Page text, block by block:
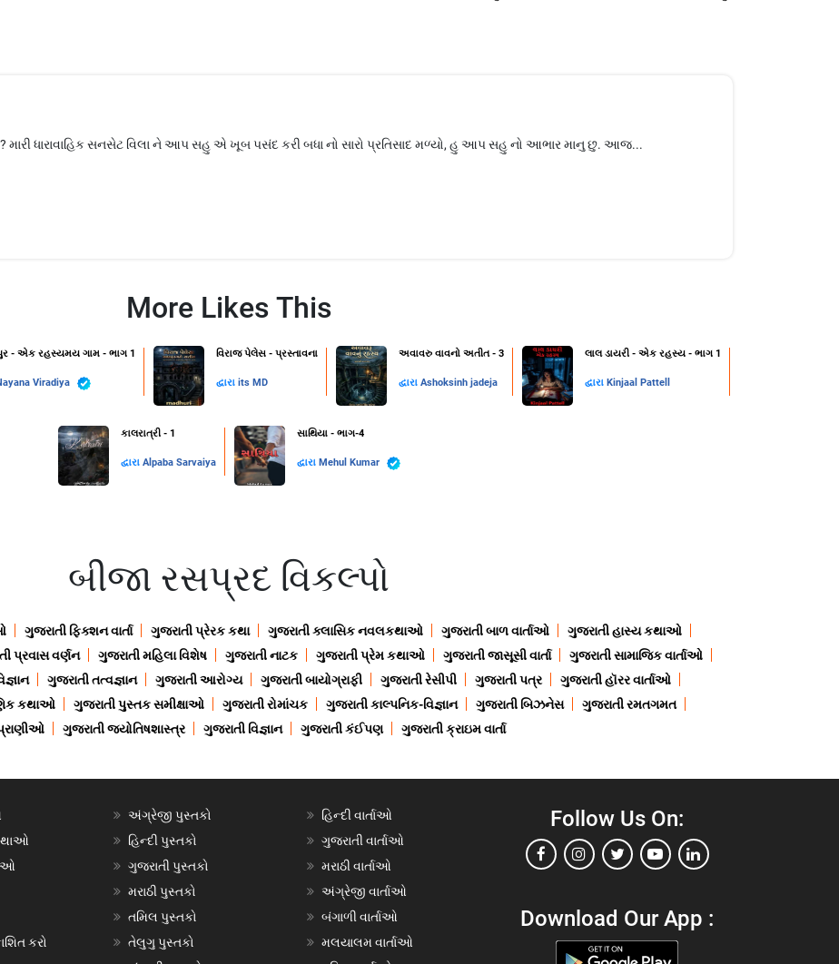
મારી ધારાવાહિક સનસેટ વિલા ને આપ સહુ એ ખૂબ પસંદ કરી બધા નો સારો પ્રતિસાદ મળ્યો, હુ આપ સહુ નો આભાર માનુ છુ. આજ...
More Likes This
- એક રહસ્યમય ગામ - ભાગ 1
Viradiya
વિરાજ પેલેસ - પ્રસ્તાવના
દ્વારા its MD
અવાવરુ વાવનો અતીત - 3
દ્વારા Ashoksinh jadeja
લાલ ડાયરી - એક રહસ્ય - ભાગ 1
દ્વારા Kinjaal Pattell
કાલરાત્રી - 1
દ્વારા Alpaba Sarvaiya
સાથિયા - ભાગ-4
દ્વારા Mehul Kumar
બીજા રસપ્રદ વિકલ્પો
ગુજરાતી ફિક્શન વાર્તા ગુજરાતી પ્રેરક કથા ગુજરાતી ક્લાસિક નવલકથાઓ ગુજરાતી બાળ વાર્તાઓ
ગુજરાતી હાસ્ય કથાઓ
પ્રવાસ વર્ણન ગુજરાતી મહિલા વિશેષ ગુજરાતી નાટક ગુજરાતી પ્રેમ કથાઓ ગુજરાતી જાસૂસી વાર્તા
ગુજરાતી સામાજિક વાર્તાઓ
ગુજરાતી તત્વજ્ઞાન ગુજરાતી આરોગ્ય ગુજરાતી બાયોગ્રાફી ગુજરાતી રેસીપી ગુજરાતી પત્ર
ગુજરાતી હૉરર વાર્તાઓ
કથાઓ ગુજરાતી પુસ્તક સમીક્ષાઓ ગુજરાતી રોમાંચક ગુજરાતી કાલ્પનિક-વિજ્ઞાન ગુજરાતી બિઝનેસ
ગુજરાતી રમતગમત
ગુજરાતી જ્યોતિષશાસ્ત્ર ગુજરાતી વિજ્ઞાન ગુજરાતી કંઈપણ ગુજરાતી ક્રાઇમ વાર્તા
કરો
અંગ્રેજી પુસ્તકો
હિન્દી પુસ્તકો
ગુજરાતી પુસ્તકો
મરાઠી પુસ્તકો
તમિલ પુસ્તકો
તેલુગુ પુસ્તકો
હિન્દી વાર્તાઓ
ગુજરાતી વાર્તાઓ
મરાઠી વાર્તાઓ
અંગ્રેજી વાર્તાઓ
બંગાળી વાર્તાઓ
મલયાલમ વાર્તાઓ
Follow Us On:
Download Our App :